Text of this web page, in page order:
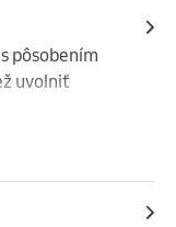
pôsobením
uvolniť